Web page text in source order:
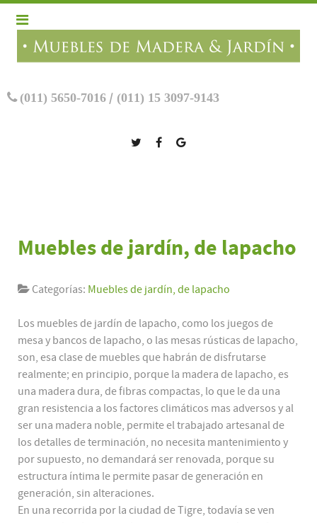
(011) 5650-7016 / (011) 15 3097-9143
Muebles de jardín, de lapacho
Categorías: Muebles de jardín, de lapacho
Los muebles de jardín de lapacho, como los juegos de
mesa y bancos de lapacho, o las mesas rústicas de lapacho,
son, esa clase de muebles que habrán de disfrutarse
realmente; en principio, porque la madera de lapacho, es
una madera dura, de fibras compactas, lo que le da una
gran resistencia a los factores climáticos mas adversos y al
ser una madera noble, permite el trabajado artesanal de
los detalles de terminación, no necesita mantenimiento y
por supuesto, no demandará ser renovada, porque su
estructura íntima le permite pasar de generación en
generación, sin alteraciones.
En una recorrida por la ciudad de Tigre, todavía se ven